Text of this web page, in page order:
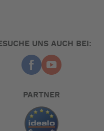
UNS AUCH BEI:
PARTNER